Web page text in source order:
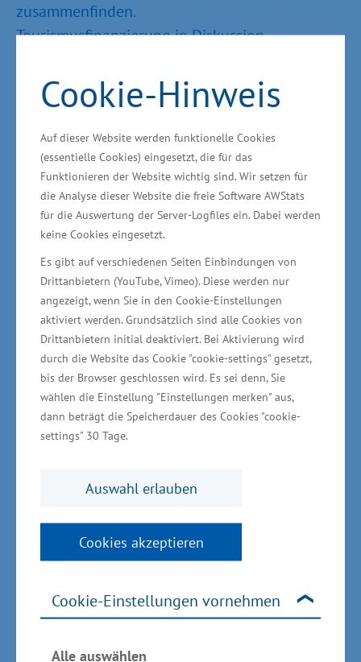
Cookie-Hinweis
Auf dieser Website werden funktionelle Cookies
(essentielle Cookies) eingesetzt, die für das
Funktionieren der Website wichtig sind. Wir setzen für
die Analyse dieser Website die freie Software AWStats
für die Auswertung der Server-Logfiles ein. Dabei werden
keine Cookies eingesetzt.
Es gibt auf verschiedenen Seiten Einbindungen von
Drittanbietern (YouTube, Vimeo). Diese werden nur
angezeigt, wenn Sie in den Cookie-Einstellungen
aktiviert werden. Grundsätzlich sind alle Cookies von
Drittanbietern initial deaktiviert. Bei Aktivierung wird
durch die Website das Cookie "cookie-settings" gesetzt,
bis der Browser geschlossen wird. Es sei denn, Sie
wählen die Einstellung "Einstellungen merken" aus,
dann beträgt die Speicherdauer des Cookies "cookie-
settings" 30 Tage.
Auswahl erlauben
Cookies akzeptieren
Cookie-Einstellungen vornehmen
Alle auswählen
zusammenfinden.
Tourismusfinanzierung in Diskussion
Ein Schwerpunktthema in der Sitzung war auch
die künftige Tourismusfinanzierung.
angeregt, dass ein Wettbewerb für
Modellregionen ausgelobt wird. „Am Ende steht
eine Modellregion oder -regionen, in denen
touristische Finanzierungsmöglichkeiten
einheitliches Erhebungsgebiet. Die Kriterien
hierfür werden in den kommenden Tagen
festgelegt. Mit dem Wettbewerb wollen wir
zügig starten“, so Glawe weiter.
Zur aktuellen Finanzierungsdiskussion im
Tourismus machte Glawe deutlich: „Mir ist
besonders wichtig, die Menschen in den
Es darf nicht sein, dass die Abgaben zu
den Einheimischen führen. Es ist schwer
vermittelbar, dass Anwohner bei Besuchen in
wenn die gegenwärtige Rechtslage dies hergibt.
und rechtsverbindlichen Lösungen auf